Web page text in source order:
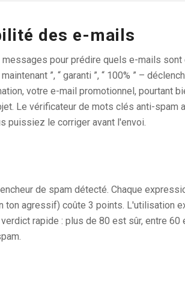
des e-mails
pour prédire quels e-mails
”, “ garanti ”, “ 100% ” –
votre e-mail promotionnel, pourtant
Le vérificateur de mots clés anti-spam
puissiez le corriger avant l'envoi.
de spam détecté. Chaque
ton agressif) coûte 3 points. L'utilisation
rapide : plus de 80 est sûr, entre